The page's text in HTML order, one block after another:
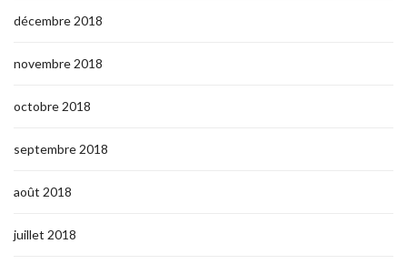
décembre 2018
novembre 2018
octobre 2018
septembre 2018
août 2018
juillet 2018